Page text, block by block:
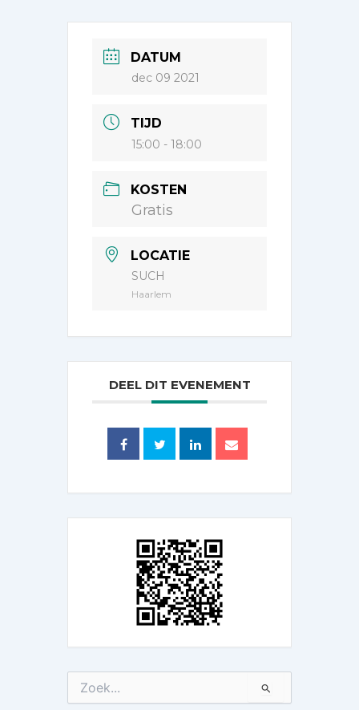
DATUM
dec 09 2021
TIJD
15:00 - 18:00
KOSTEN
Gratis
LOCATIE
SUCH
Haarlem
DEEL DIT EVENEMENT
naar: